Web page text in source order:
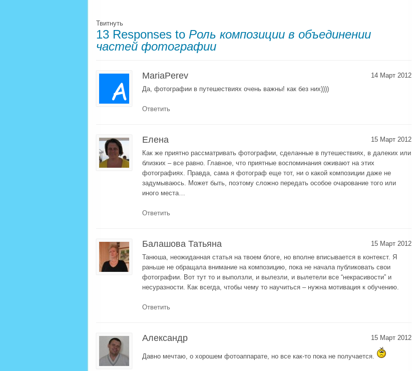
Твитнуть
13 Responses to Роль композиции в объединении
частей фотографии
MariaPerev
14 Март 2012
Да, фотографии в путешествиях очень важны! как без них))))
Ответить
Елена
15 Март 2012
Как же приятно рассматривать фотографии, сделанные в путешествиях, в далеких или
близких – все равно. Главное, что приятные воспоминания оживают на этих
фотографиях. Правда, сама я фотограф еще тот, ни о какой композиции даже не
задумываюсь. Может быть, поэтому сложно передать особое очарование того или
иного места…
Ответить
Балашова Татьяна
15 Март 2012
Танюша, неожиданная статья на твоем блоге, но вполне вписывается в контекст. Я
раньше не обращала внимание на композицию, пока не начала публиковать свои
фотографии. Вот тут то и выползли, и вылезли, и вылетели все “некрасивости” и
несуразности. Как всегда, чтобы чему то научиться – нужна мотивация к обучению.
Ответить
Александр 15 Март 2012
Давно мечтаю, о хорошем фотоаппарате, но все как-то пока не получается.